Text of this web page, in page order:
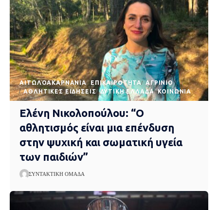
AΙΤΩΛΟΑΚΑΡΝΑΝΊΑ EΠΙΚΑΙΡΌΤΗΤΑ
ΑΓΡΊΝΙΟ
ΑΘΛΗΤΙΚΈΣ ΕΙΔΉΣΕΙΣ
ΔΥΤΙΚΉ ΕΛΛΆΔΑ ΚΟΙΝΩΝΊΑ
Ελένη Νικολοπούλου: “Ο
αθλητισμός είναι μια επένδυση
στην ψυχική και σωματική υγεία
των παιδιών”
ΣΥΝΤΑΚΤΙΚΉ ΟΜΆΔΑ